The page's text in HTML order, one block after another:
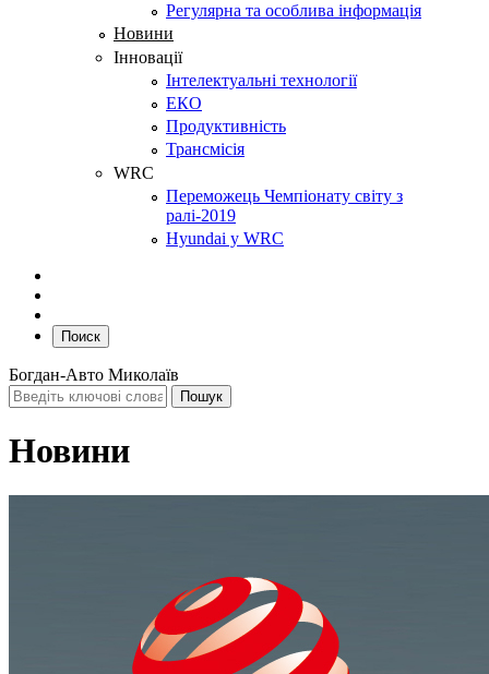
Регулярна та особлива інформація
Новини
Інновації
Інтелектуальні технології
ЕКО
Продуктивність
Трансмісія
WRC
Переможець Чемпіонату світу з
ралі-2019
Hyundai у WRC
Поиск
Богдан-Авто Миколаїв
Новини